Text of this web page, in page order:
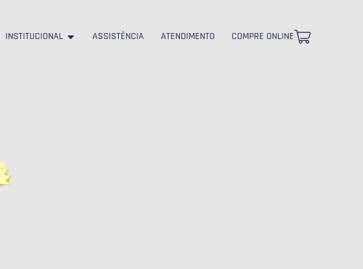
INSTITUCIONAL ASSISTÊNCIA ATENDIMENTO COMPRE ONLINE